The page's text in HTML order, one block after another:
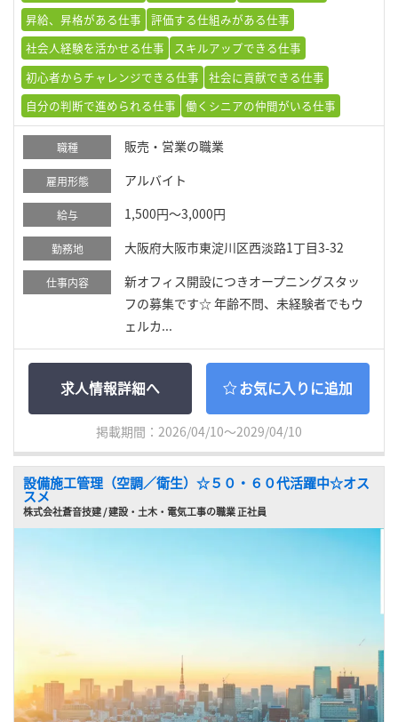
昇給、昇格がある仕事
評価する仕組みがある仕事
社会人経験を活かせる仕事
スキルアップできる仕事
初心者からチャレンジできる仕事
社会に貢献できる仕事
自分の判断で進められる仕事
働くシニアの仲間がいる仕事
職種 販売・営業の職業
雇用形態 アルバイト
給与 1,500円～3,000円
勤務地 大阪府大阪市東淀川区西淡路1丁目3-32
仕事内容
新オフィス開設につきオープニングスタッ
フの募集です☆ 年齢不問、未経験者でもウ
ェルカ...
求人情報詳細へ お気に入りに追加
掲載期間：2026/04/10～2029/04/10
設備施工管理（空調／衛生）☆５０・６０代活躍中☆オス
スメ
株式会社蒼音技建 / 建設・土木・電気工事の職業 正社員